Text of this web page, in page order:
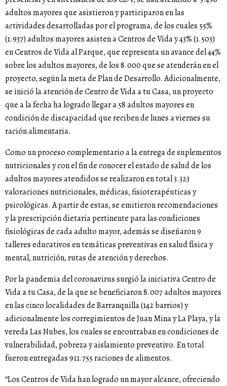
adultos mayores que asistieron y participaron en las
actividades desarrolladas por el programa, de los cuales 55%
(1.937) adultos mayores asisten a Centros de Vida y 43% (1.503)
en Centros de Vida al Parque, que representa un avance del 44%
sobre los adultos mayores, de los 8.000 que se atenderán en el
proyecto, según la meta de Plan de Desarrollo. Adicionalmente,
se inició la atención de Centro de Vida a tu Casa, un proyecto
que a la fecha ha logrado llegar a 58 adultos mayores en
condición de discapacidad que reciben de lunes a viernes su
ración alimentaria.
Como un proceso complementario a la entrega de suplementos
nutricionales y con el fin de conocer el estado de salud de los
adultos mayores atendidos se realizaron en total 3.323
valoraciones nutricionales, médicas, fisioterapéuticas y
psicológicas. A partir de estas, se emitieron recomendaciones
y la prescripción dietaria pertinente para las condiciones
fisiológicas de cada adulto mayor, además se diseñaron 9
talleres educativos en temáticas preventivas en salud física y
mental, nutrición, rutas de atención y derechos.
Por la pandemia del coronavirus surgió la iniciativa Centro de
Vida a tu Casa, de la que se beneficiaron 8.007 adultos mayores
en las cinco localidades de Barranquilla (142 barrios) y
adicionalmente los corregimientos de Juan Mina y La Playa, y la
vereda Las Nubes, los cuales se encontraban en condiciones de
vulnerabilidad, pobreza y aislamiento preventivo. En total
fueron entregadas 911.755 raciones de alimentos.
“Los Centros de Vida han logrado un mayor alcance, ofreciendo